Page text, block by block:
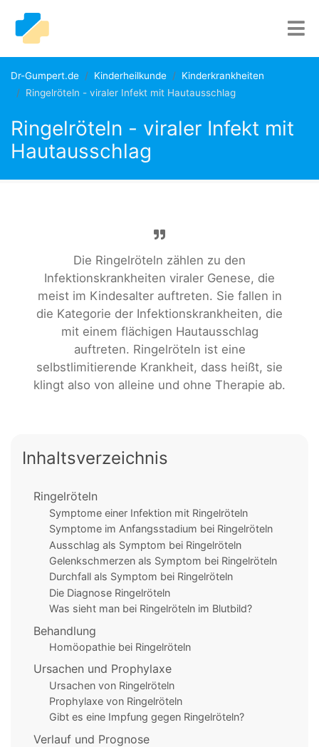
Dr-Gumpert.de Kinderheilkunde
Kinderkrankheiten
Ringelröteln - viraler Infekt mit Hautausschlag
Ringelröteln - viraler Infekt mit
Hautausschlag
Die Ringelröteln zählen zu den
Infektionskrankheiten viraler Genese, die
meist im Kindesalter auftreten. Sie fallen in
die Kategorie der Infektionskrankheiten, die
mit einem flächigen Hautausschlag
auftreten. Ringelröteln ist eine
selbstlimitierende Krankheit, dass heißt, sie
klingt also von alleine und ohne Therapie ab.
Inhaltsverzeichnis
Ringelröteln
Symptome einer Infektion mit Ringelröteln
Symptome im Anfangsstadium bei Ringelröteln
Ausschlag als Symptom bei Ringelröteln
Gelenkschmerzen als Symptom bei Ringelröteln
Durchfall als Symptom bei Ringelröteln
Die Diagnose Ringelröteln
Was sieht man bei Ringelröteln im Blutbild?
Behandlung
Homöopathie bei Ringelröteln
Ursachen und Prophylaxe
Ursachen von Ringelröteln
Prophylaxe von Ringelröteln
Gibt es eine Impfung gegen Ringelröteln?
Verlauf und Prognose